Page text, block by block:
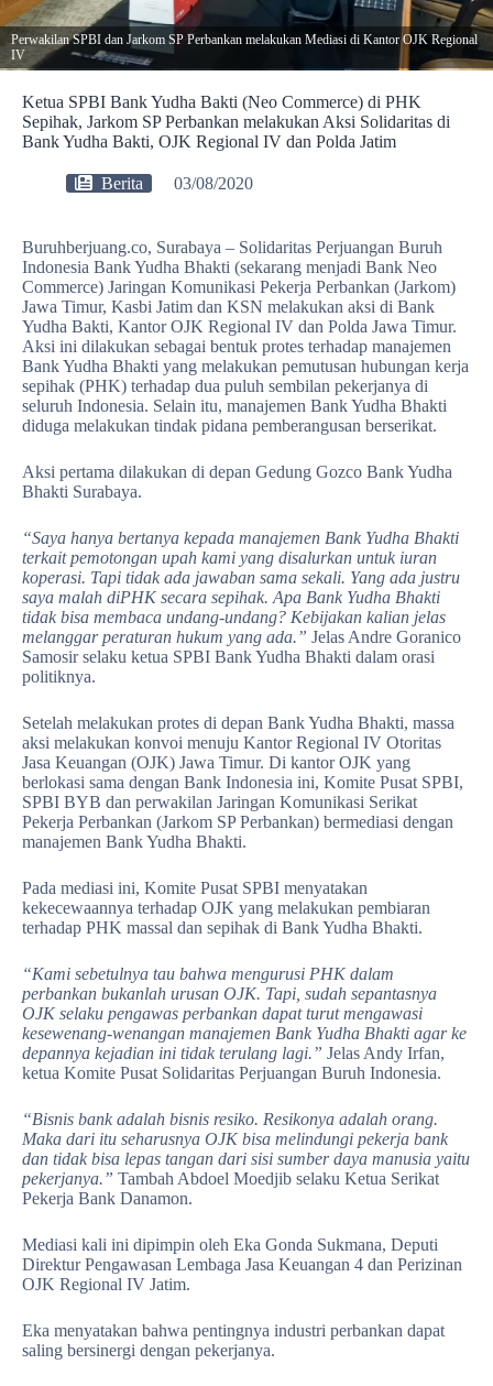
Perwakilan SPBI dan Jarkom SP Perbankan melakukan Mediasi di Kantor OJK Regional
IV
Ketua SPBI Bank Yudha Bakti (Neo Commerce) di PHK
Sepihak, Jarkom SP Perbankan melakukan Aksi Solidaritas di
Bank Yudha Bakti, OJK Regional IV dan Polda Jatim
Berita 03/08/2020
Buruhberjuang.co, Surabaya – Solidaritas Perjuangan Buruh
Indonesia Bank Yudha Bhakti (sekarang menjadi Bank Neo
Commerce) Jaringan Komunikasi Pekerja Perbankan (Jarkom)
Jawa Timur, Kasbi Jatim dan KSN melakukan aksi di Bank
Yudha Bakti, Kantor OJK Regional IV dan Polda Jawa Timur.
Aksi ini dilakukan sebagai bentuk protes terhadap manajemen
Bank Yudha Bhakti yang melakukan pemutusan hubungan kerja
sepihak (PHK) terhadap dua puluh sembilan pekerjanya di
seluruh Indonesia. Selain itu, manajemen Bank Yudha Bhakti
diduga melakukan tindak pidana pemberangusan berserikat.
Aksi pertama dilakukan di depan Gedung Gozco Bank Yudha
Bhakti Surabaya.
“Saya hanya bertanya kepada manajemen Bank Yudha Bhakti
terkait pemotongan upah kami yang disalurkan untuk iuran
koperasi. Tapi tidak ada jawaban sama sekali. Yang ada justru
saya malah diPHK secara sepihak. Apa Bank Yudha Bhakti
tidak bisa membaca undang-undang? Kebijakan kalian jelas
melanggar peraturan hukum yang ada.” Jelas Andre Goranico
Samosir selaku ketua SPBI Bank Yudha Bhakti dalam orasi
politiknya.
Setelah melakukan protes di depan Bank Yudha Bhakti, massa
aksi melakukan konvoi menuju Kantor Regional IV Otoritas
Jasa Keuangan (OJK) Jawa Timur. Di kantor OJK yang
berlokasi sama dengan Bank Indonesia ini, Komite Pusat SPBI,
SPBI BYB dan perwakilan Jaringan Komunikasi Serikat
Pekerja Perbankan (Jarkom SP Perbankan) bermediasi dengan
manajemen Bank Yudha Bhakti.
Pada mediasi ini, Komite Pusat SPBI menyatakan
kekecewaannya terhadap OJK yang melakukan pembiaran
terhadap PHK massal dan sepihak di Bank Yudha Bhakti.
“Kami sebetulnya tau bahwa mengurusi PHK dalam
perbankan bukanlah urusan OJK. Tapi, sudah sepantasnya
OJK selaku pengawas perbankan dapat turut mengawasi
kesewenang-wenangan manajemen Bank Yudha Bhakti agar ke
depannya kejadian ini tidak terulang lagi.” Jelas Andy Irfan,
ketua Komite Pusat Solidaritas Perjuangan Buruh Indonesia.
“Bisnis bank adalah bisnis resiko. Resikonya adalah orang.
Maka dari itu seharusnya OJK bisa melindungi pekerja bank
dan tidak bisa lepas tangan dari sisi sumber daya manusia yaitu
pekerjanya.” Tambah Abdoel Moedjib selaku Ketua Serikat
Pekerja Bank Danamon.
Mediasi kali ini dipimpin oleh Eka Gonda Sukmana, Deputi
Direktur Pengawasan Lembaga Jasa Keuangan 4 dan Perizinan
OJK Regional IV Jatim.
Eka menyatakan bahwa pentingnya industri perbankan dapat
saling bersinergi dengan pekerjanya.